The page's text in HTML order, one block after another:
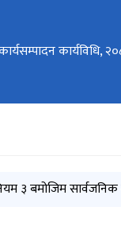
Bids (MoD/
नियन्त्रण प्रणाली,
कार्यविधि,
समाधान समिति
३ बमोजिम